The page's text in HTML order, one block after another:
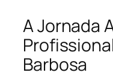
A Jornada
Barbosa